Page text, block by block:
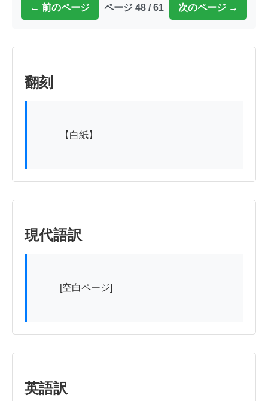
← 前のページ ページ 48 / 61 次のページ →
翻刻
現代語訳
英語訳